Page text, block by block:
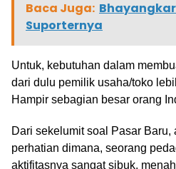
Baca Juga:
Suporternya
Untuk, kebutuhan dalam
dari dulu pemilik usaha/toko
Hampir sebagian besar orang
Dari sekelumit soal Pasar Baru,
perhatian dimana, seorang
aktifitasnya sangat sibuk,